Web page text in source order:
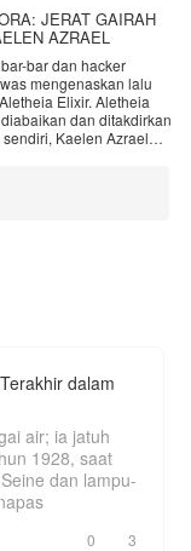
lukanya
akhir dari
tunangan?
Apa sebenarnya
JERAT GAIRAH
AZRAEL
bar dan hacker
mengenaskan lalu
Elixir. Aletheia
dan ditakdirkan
sendiri, Kaelen Azrael—
mengerikan... tepat
pesona Aurora
bertahun-tahun
dan haus darah.
ditarik paksa ke
berantakan,
dalam
air; ia jatuh
1928, saat
dan lampu-
0 3